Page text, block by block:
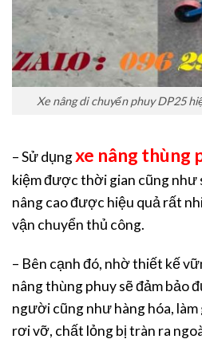
Xe nâng di chuyển phuy DP25
– Sử dụngxe nâng thùng
kiệm được thời gian cũng như
nâng cao được hiệu quả rất
vận chuyển thủ công.
– Bên cạnh đó, nhờ thiết kế
nâng thùng phuy sẽ đảm bảo
người cũng như hàng hóa,
rơi vỡ, chất lỏng bị tràn ra